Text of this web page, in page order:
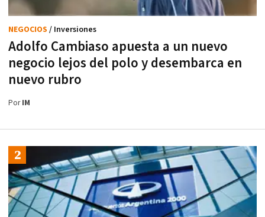
Adolfo Cambiaso apuesta a un nuevo
negocio lejos del polo y desembarca en
nuevo rubro
NEGOCIOS / Inversiones
PorIM